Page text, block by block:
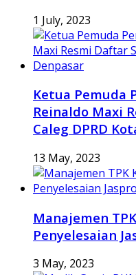
1 July, 2023
Ketua Pemuda
Reinaldo Maxi
Caleg DPRD
13 May, 2023
Manajemen
Penyelesaian
3 May, 2023